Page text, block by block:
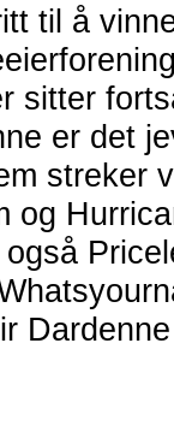
til å
sitter
er det
streker
og